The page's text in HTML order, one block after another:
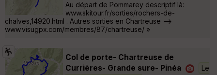
Au départ de Pommarey descriptif là:
www.skitour.fr/sorties/rochers-de-
chalves,14920.html . Autres sorties en Chartreuse -->
www.visugpx.com/membres/87/chartreuse/ »
Col de porte- Chartreuse de
Currières- Grande sure- Pinéa
Le